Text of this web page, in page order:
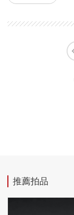
推薦拍品